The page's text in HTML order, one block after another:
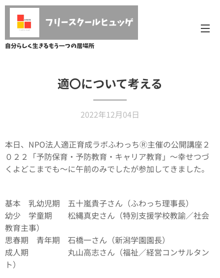
フリースクールヒュッゲ
自分らしく生きるもう一つの居場所
適〇について考える
2022年12月04日
本日、NPO法人適正育成ラボふわっちⓇ主催の公開講座２
０２２「予防保育・予防教育・キャリア教育」～幸せつづ
くよどこまでも～に午前のみでしたが参加してきました。
基本 乳幼児期 五十嵐貴子さん（ふわっち理事長）
幼少 学童期 松縄真史さん（特別支援学校教諭／社会
教育主事）
思春期 青年期 石橋一さん（新潟学園園長）
成人期 丸山高志さん（福祉／経営コンサルタン
ト）